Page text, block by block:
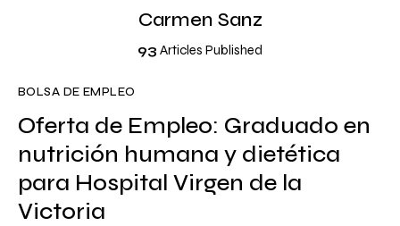
Carmen Sanz
93 Articles Published
BOLSA DE EMPLEO
Oferta de Empleo: Graduado en
nutrición humana y dietética
para Hospital Virgen de la
Victoria